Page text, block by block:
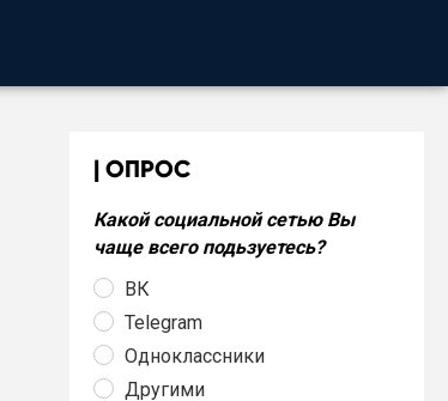
ОПРОС
Какой социальной сетью Вы
чаще всего подьзуетесь?
ВК
Telegram
Одноклассники
Другими